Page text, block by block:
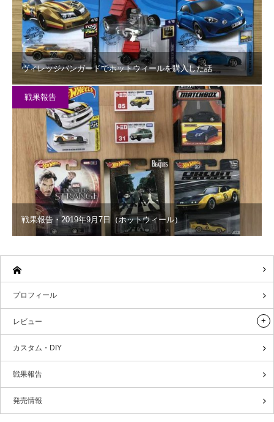
ヴィレッジバンガードでホットウィールを購入した話
戦果報告
戦果報告・2019年9月7日（ホットウィール）
プロフィール
レビュー
カスタム・DIY
戦果報告
発売情報